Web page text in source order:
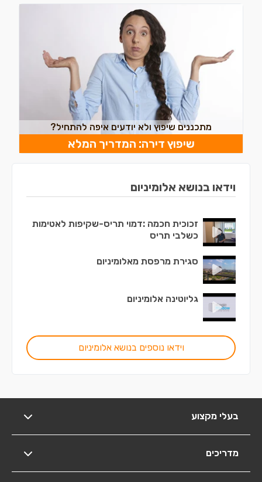
מתכננים שיפוץ ולא יודעים איפה להתחיל?
שיפוץ דירה: המדריך המלא
וידאו בנושא אלומיניום
זכוכית חכמה :דמוי תריס-שקיפות לאטימות
כשלבי תריס
סגירת מרפסת מאלומיניום
גליוטינה אלומיניום
וידאו נוספים בנושא אלומיניום
בעלי מקצוע
מדריכים